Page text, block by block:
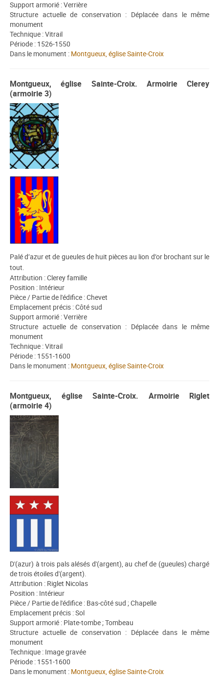
Support armorié : Verrière
Structure actuelle de conservation : Déplacée dans le même
monument
Technique : Vitrail
Période : 1526-1550
Dans le monument : Montgueux, église Sainte-Croix
Montgueux, église Sainte-Croix. Armoirie Clerey
(armoirie 3)
Palé d’azur etde gueules de huit pièces au lion d’or brochant sur le
tout.
Attribution : Clerey famille
Position : Intérieur
Pièce / Partie de l'édifice : Chevet
Emplacement précis : Côté sud
Support armorié : Verrière
Structure actuelle de conservation : Déplacée dans le même
monument
Technique : Vitrail
Période : 1551-1600
Dans le monument : Montgueux, église Sainte-Croix
Montgueux, église Sainte-Croix. Armoirie Riglet
(armoirie 4)
D'(azur) à trois pals alésés d'(argent), au chef de (gueules) chargé
de trois étoiles d'(argent).
Attribution : Riglet Nicolas
Position : Intérieur
Pièce / Partie de l'édifice : Bas-côté sud ; Chapelle
Emplacement précis : Sol
Support armorié : Plate-tombe ; Tombeau
Structure actuelle de conservation : Déplacée dans le même
monument
Technique : Image gravée
Période : 1551-1600
Dans le monument : Montgueux, église Sainte-Croix